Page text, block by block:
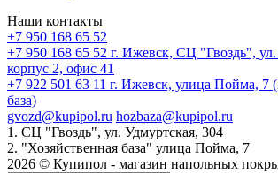
Наши контакты
+7 950 168 65 52
+7 950 168 65 52 г. Ижевск, СЦ "Гвоздь", ул.
корпус 2, офис 41
+7 922 501 63 11 г. Ижевск, улица Пойма, 7
база)
gvozd@kupipol.ru hozbaza@kupipol.ru
1. СЦ "Гвоздь", ул. Удмуртская, 304
2. "Хозяйственная база" улица Пойма, 7
2026 © Купипол - магазин напольных